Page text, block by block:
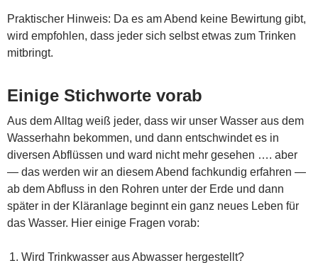
Praktischer Hinweis: Da es am Abend keine Bewirtung gibt,
wird empfohlen, dass jeder sich selbst etwas zum Trinken
mitbringt.
Einige Stichworte vorab
Aus dem Alltag weiß jeder, dass wir unser Wasser aus dem
Wasserhahn bekommen, und dann entschwindet es in
diversen Abflüssen und ward nicht mehr gesehen …. aber
— das werden wir an diesem Abend fachkundig erfahren —
ab dem Abfluss in den Rohren unter der Erde und dann
später in der Kläranlage beginnt ein ganz neues Leben für
das Wasser. Hier einige Fragen vorab:
Wird Trinkwasser aus Abwasser hergestellt?